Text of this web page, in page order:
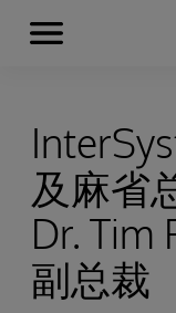
Skip to content
Menu
及麻省
Dr. Tim
副总裁